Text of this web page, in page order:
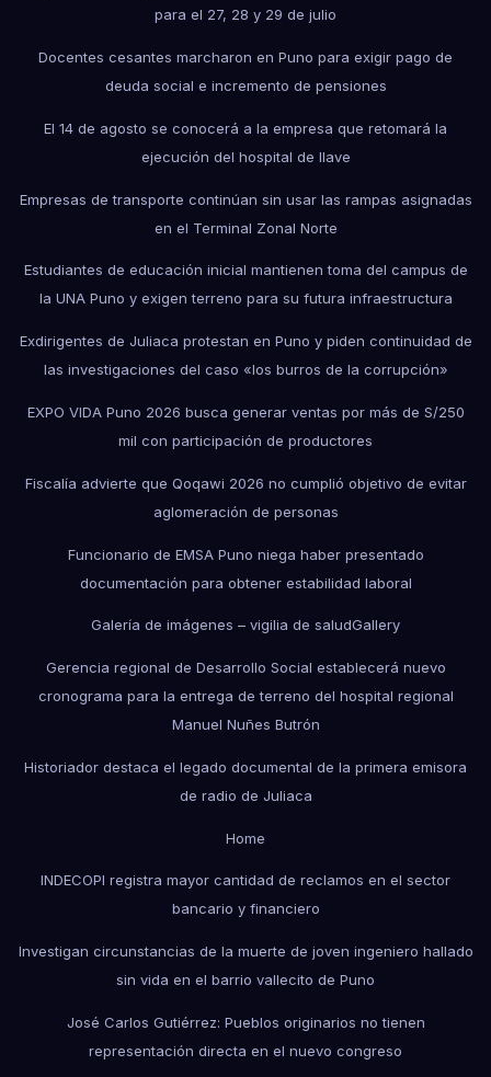
para el 27, 28 y 29 de julio
Docentes cesantes marcharon en Puno para exigir pago de
deuda social e incremento de pensiones
El 14 de agosto se conocerá a la empresa que retomará la
ejecución del hospital de Ilave
Empresas de transporte continúan sin usar las rampas asignadas
en el Terminal Zonal Norte
Estudiantes de educación inicial mantienen toma del campus de
la UNA Puno y exigen terreno para su futura infraestructura
Exdirigentes de Juliaca protestan en Puno y piden continuidad de
las investigaciones del caso «los burros de la corrupción»
EXPO VIDA Puno 2026 busca generar ventas por más de S/250
mil con participación de productores
Fiscalía advierte que Qoqawi 2026 no cumplió objetivo de evitar
aglomeración de personas
Funcionario de EMSA Puno niega haber presentado
documentación para obtener estabilidad laboral
Galería de imágenes – vigilia de saludGallery
Gerencia regional de Desarrollo Social establecerá nuevo
cronograma para la entrega de terreno del hospital regional
Manuel Nuñes Butrón
Historiador destaca el legado documental de la primera emisora
de radio de Juliaca
Home
INDECOPI registra mayor cantidad de reclamos en el sector
bancario y financiero
Investigan circunstancias de la muerte de joven ingeniero hallado
sin vida en el barrio vallecito de Puno
José Carlos Gutiérrez: Pueblos originarios no tienen
representación directa en el nuevo congreso